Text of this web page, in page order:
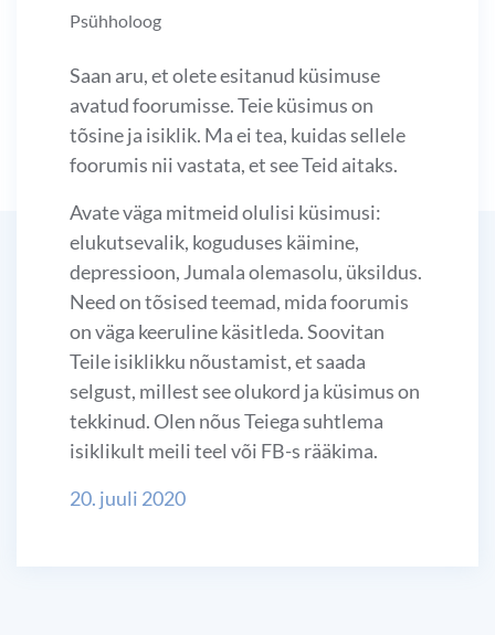
Psühholoog
Saan aru, et olete esitanud küsimuse
avatud foorumisse. Teie küsimus on
tõsine ja isiklik. Ma ei tea, kuidas sellele
foorumis nii vastata, et see Teid aitaks.
Avate väga mitmeid olulisi küsimusi:
elukutsevalik, koguduses käimine,
depressioon, Jumala olemasolu, üksildus.
Need on tõsised teemad, mida foorumis
on väga keeruline käsitleda. Soovitan
Teile isiklikku nõustamist, et saada
selgust, millest see olukord ja küsimus on
tekkinud. Olen nõus Teiega suhtlema
isiklikult meili teel või FB-s rääkima.
20. juuli 2020